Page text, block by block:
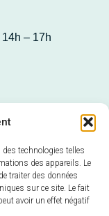
technologies telles
des appareils. Le
traiter des données
sur ce site. Le fait
avoir un effet négatif
– 17h